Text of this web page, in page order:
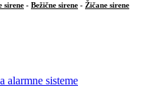
sirene - Bežične sirene - Žičane sirene